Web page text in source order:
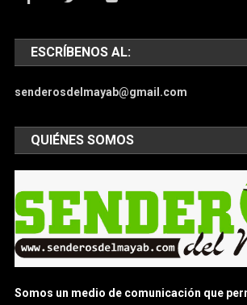
ESCRÍBENOS AL:
senderosdelmayab@gmail.com
QUIÉNES SOMOS
Somos un medio de comunicación que